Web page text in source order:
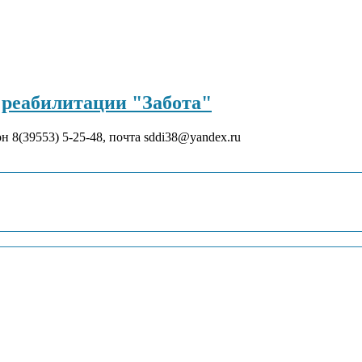
"Забота"
8(39553) 5-25-48, почта sddi38@yandex.ru